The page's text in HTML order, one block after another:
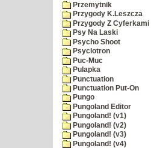
Przemytnik
Przygody K.Leszcza
Przygody Z Cyferkami
Psy Na Laski
Psycho Shoot
Psyclotron
Puc-Muc
Pulapka
Punctuation
Punctuation Put-On
Pungo
Pungoland Editor
Pungoland! (v1)
Pungoland! (v2)
Pungoland! (v3)
Pungoland! (v4)